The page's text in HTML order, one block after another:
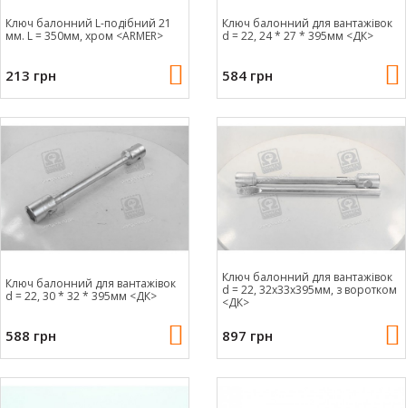
Ключ балонний L-подібний 21
мм. L = 350мм, хром <ARMER>
213 грн
Ключ балонний для вантажівок
d = 22, 24 * 27 * 395мм <ДК>
584 грн
Ключ балонний для вантажівок
d = 22, 30 * 32 * 395мм <ДК>
588 грн
Ключ балонний для вантажівок
d = 22, 32x33x395мм, з воротком
<ДК>
897 грн